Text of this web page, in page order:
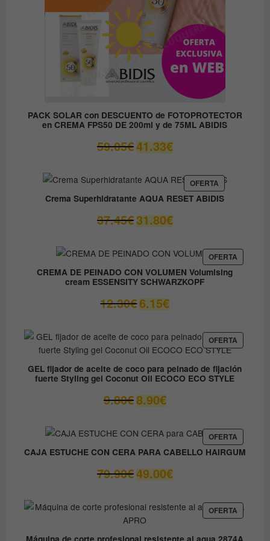
PACK SOLAR con DESCUENTO de FOTOPROTECTOR
en CREMA FPS50 DE 200ml y de 75ML ABIDIS
59.05€ El
precio
era:
59.05€.
41.33€El
precio
es:
41.33€.
OFERTAPRODUCTO
EN
OFERTA
Crema Superhidratante AQUA RESET ABIDIS
37.45€ El
precio
era:
37.45€.
31.80€El
precio
es:
31.80€.
OFERTA
EN
CREMA DE PEINADO CON VOLUMEN Volumising
cream ESSENSITY SCHWARZKOPF
12.30€El
precio
era:
12.30€.
6.15€El
precio
es:
6.15€.
OFERTA
EN
GEL fijador de aceite de coco para peinado de fijación
fuerte Styling gel Coconut Oil ECOCO ECO STYLE
9.80€ El
precio
era:
9.80€.
8.90€El
precio
es:
8.90€.
OFERTA
EN
OFERTA
CAJA ESTUCHE CON CERA PARA CABELLO HAIRGUM
79.90€ El
precio
era:
79.90€.
49.00€El
precio
es:
OFERTA
EN